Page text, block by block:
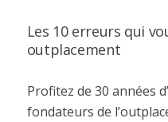
Les 10 erreurs qui
outplacement
Profitez de 30 années
fondateurs de